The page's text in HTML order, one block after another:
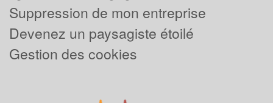
Suppression de mon entreprise
Devenez un paysagiste étoilé
Gestion des cookies